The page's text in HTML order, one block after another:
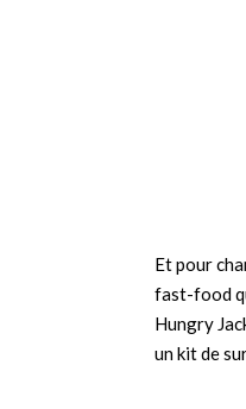
Et pour
fast-food
Hungry
un kit de